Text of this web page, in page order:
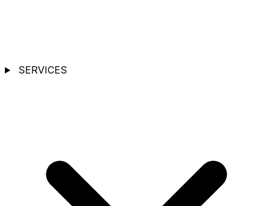
SERVICES